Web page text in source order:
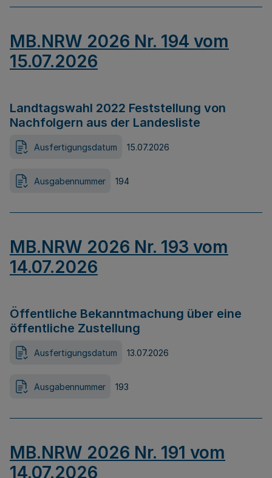
MB.NRW 2026 Nr. 194 vom
15.07.2026
Landtagswahl 2022 Feststellung von
Nachfolgern aus der Landesliste
Ausfertigungsdatum 15.07.2026
Ausgabennummer 194
MB.NRW 2026 Nr. 193 vom
14.07.2026
Öffentliche Bekanntmachung über eine
öffentliche Zustellung
Ausfertigungsdatum 13.07.2026
Ausgabennummer 193
MB.NRW 2026 Nr. 191 vom
14.07.2026